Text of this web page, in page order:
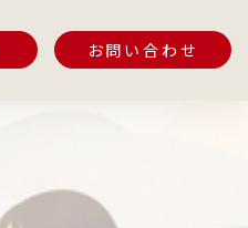
お問い合わせ